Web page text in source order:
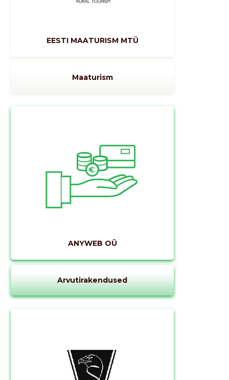
EESTI MAATURISM MTÜ
Maaturism
ANYWEB OÜ
Arvutirakendused
kirjeldust